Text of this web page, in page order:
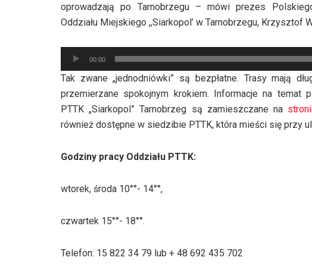
oprowadzają po Tarnobrzegu – mówi prezes
Oddziału Miejskiego ,,Siarkopol’ w Tarnobrzegu, Krzysztof
Odtwarzacz
plików
dźwiękowych
00:00
Tak zwane „jednodniówki” są bezpłatne. Trasy mają
przemierzane spokojnym krokiem. Informacje na temat
PTTK „Siarkopol” Tarnobrzeg są zamieszczane na
również dostępne w siedzibie PTTK, która mieści się przy
Godziny pracy Oddziału PTTK:
wtorek, środa 10°°- 14°°,
czwartek 15°°- 18°°.
Telefon: 15 822 34 79 lub + 48 692 435 702